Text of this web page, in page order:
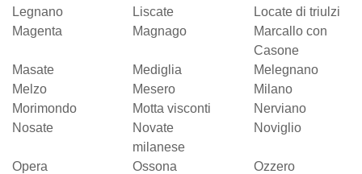
Legnano
Liscate
Locate di triulzi
Magenta
Magnago
Marcallo con
Casone
Masate
Mediglia
Melegnano
Melzo
Mesero
Milano
Morimondo
Motta visconti
Nerviano
Nosate
Novate
milanese
Noviglio
Opera Ossona
Ozzero